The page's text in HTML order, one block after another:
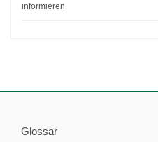
informieren
Glossar